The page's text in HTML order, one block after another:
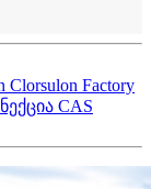
Factory
CAS